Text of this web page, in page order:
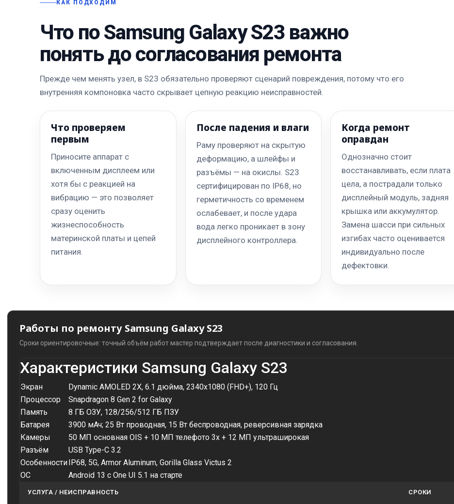
КАК ПОДХОДИМ
Что по Samsung Galaxy S23 важно
понять до согласования ремонта
Прежде чем менять узел, в S23 обязательно проверяют сценарий повреждения, потому что его
внутренняя компоновка часто скрывает цепную реакцию неисправностей.
Что проверяем
первым
Приносите аппарат с
включенным дисплеем или
хотя бы с реакцией на
вибрацию — это позволяет
сразу оценить
жизнеспособность
материнской платы и цепей
питания.
После падения и влаги
Раму проверяют на скрытую
деформацию, а шлейфы и
разъёмы — на окислы. S23
сертифицирован по IP68, но
герметичность со временем
ослабевает, и после удара
вода легко проникает в зону
дисплейного контроллера.
Когда ремонт
оправдан
Однозначно стоит
восстанавливать, если плата
цела, а пострадали только
дисплейный модуль, задняя
крышка или аккумулятор.
Замена шасси при сильных
изгибах часто оценивается
индивидуально после
дефектовки.
Работы по ремонту Samsung Galaxy S23
Сроки ориентировочные: точный объём работ мастер подтверждает после диагностики и согласования.
Характеристики Samsung Galaxy S23
Экран
Dynamic AMOLED 2X, 6.1 дюйма, 2340x1080 (FHD+), 120 Гц
Процессор
Snapdragon 8 Gen 2 for Galaxy
Память
8 ГБ ОЗУ, 128/256/512 ГБ ПЗУ
Батарея
3900 мАч; 25 Вт проводная, 15 Вт беспроводная, реверсивная зарядка
Камеры
50 МП основная OIS + 10 МП телефото 3x + 12 МП ультраширокая
Разъём
USB Type-C 3.2
ОсобенностиIP68, 5G, Armor Aluminum, Gorilla Glass Victus 2
ОС
Android 13 с One UI 5.1 на старте
УСЛУГА / НЕИСПРАВНОСТЬ СРОКИ